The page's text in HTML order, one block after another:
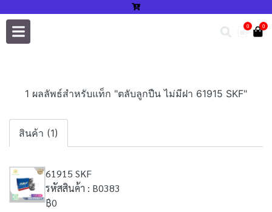
0 0
1 ผลลัพธ์สำหรับแท็ก "ตลับลูกปืน ไม่มีฝา 61915 SKF"
สินค้า (1)
61915 SKF
รหัสสินค้า : B0383
฿0